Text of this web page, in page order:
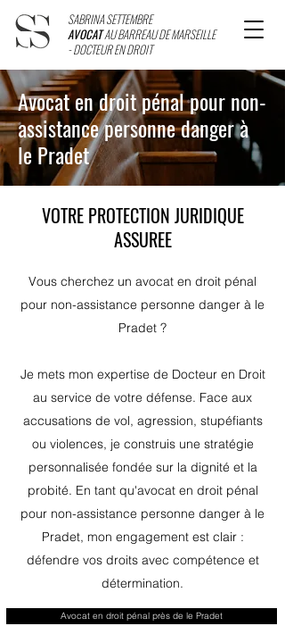
SABRINA SETTEMBRE
AVOCATAU BARREAU DE MARSEILLE
- DOCTEUR EN DROIT
Avocat en droit pénal pour non-
assistance personne danger à
le Pradet
VOTRE PROTECTION JURIDIQUE
ASSUREE
Vous cherchez un avocat en droit pénal
pour non-assistance personne danger à le
Pradet ?
Je mets mon expertise de Docteur en Droit
au service de votre défense. Face aux
accusations de vol, agression, stupéfiants
ou violences, je construis une stratégie
personnalisée fondée sur la dignité et la
probité. En tant qu'avocat en droit pénal
pour non-assistance personne danger à le
Pradet, mon engagement est clair :
défendre vos droits avec compétence et
détermination.
Avocat en droit pénal près de le Pradet